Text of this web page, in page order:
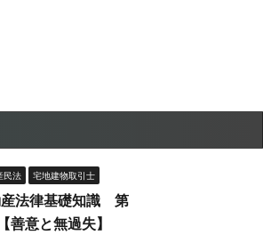
民法 宅地建物取引士
法律基礎知識 第
善意と無過失】